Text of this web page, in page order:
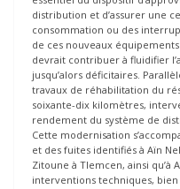
distribution et d’assurer une
consommation ou des
de ces nouveaux
devrait contribuer à fluidifier
jusqu’alors déficitaires.
travaux de réhabilitation du
soixante-dix kilomètres,
rendement du système de
Cette modernisation
et des fuites identifiés à Aïn
Zitoune à Tlemcen, ainsi qu’à
interventions techniques,